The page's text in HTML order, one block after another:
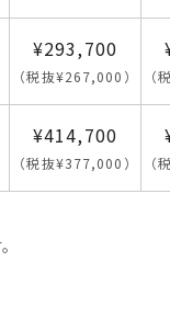
¥293,700
（税抜¥267,000） （
¥414,700
（税抜¥377,000） （